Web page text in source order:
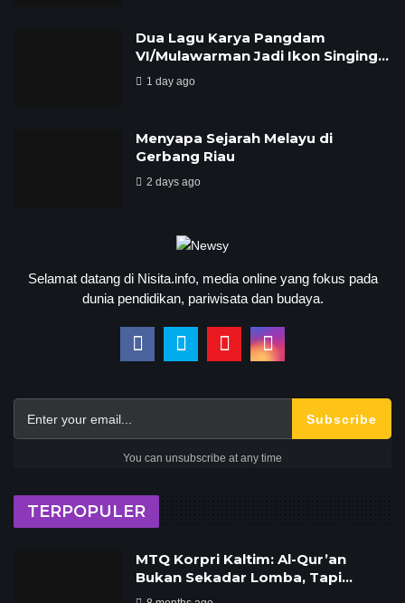
Dua Lagu Karya Pangdam
VI/Mulawarman Jadi Ikon Singing…
1 day ago
Menyapa Sejarah Melayu di
Gerbang Riau
2 days ago
Selamat datang di Nisita.info, media online yang fokus pada
dunia pendidikan, pariwisata dan budaya.
Subscribe
You can unsubscribe at any time
TERPOPULER
MTQ Korpri Kaltim: Al-Qur’an
Bukan Sekadar Lomba, Tapi…